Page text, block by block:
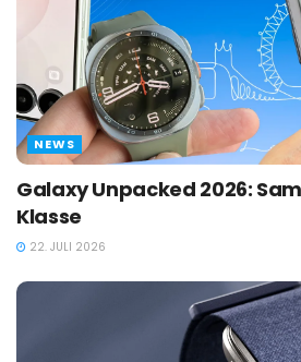
NEWS
Galaxy Unpacked 2026:
Klasse
22. JULI 2026